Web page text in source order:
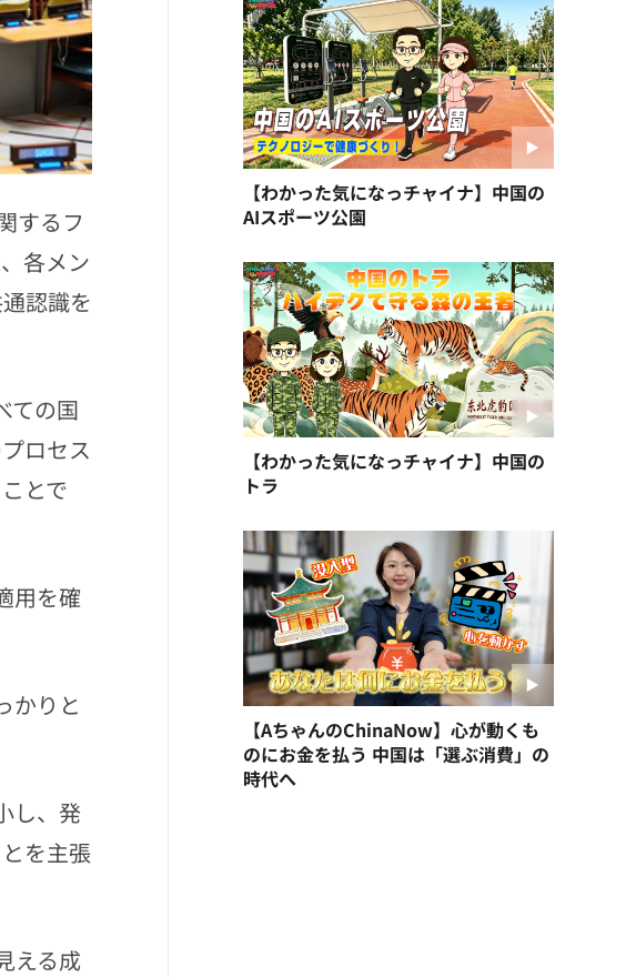
するフ
各メン
認識を
ての国
ロセス
とで
用を確
かりと
し、発
を主張
える成
【わかった気になっチャイナ】中国の
AIスポーツ公園
【わかった気になっチャイナ】中国の
トラ
【AちゃんのChinaNow】心が動くも
のにお金を払う 中国は「選ぶ消費」の
時代へ